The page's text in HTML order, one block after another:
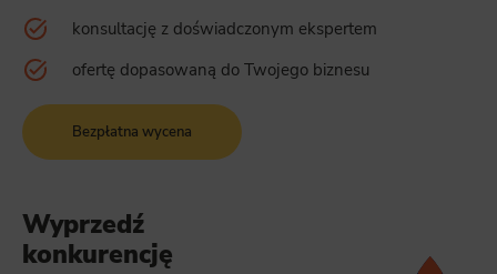
konsultację z doświadczonym ekspertem
ofertę dopasowaną do Twojego biznesu
Bezpłatna wycena
Wyprzedź
konkurencję